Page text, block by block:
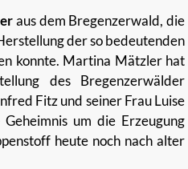
aus dem Bregenzerwald, die
der so bedeutenden
konnte. Martina Mätzler hat
des Bregenzerwälder
Fitz und seiner Frau Luise
um die Erzeugung
heute noch nach alter